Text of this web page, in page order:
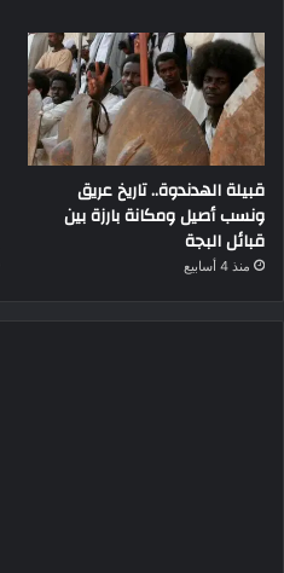
قبيلة الهدندوة.. تاريخ عريق
ونسب أصيل ومكانة بارزة بين
قبائل البجة
منذ 4 أسابيع